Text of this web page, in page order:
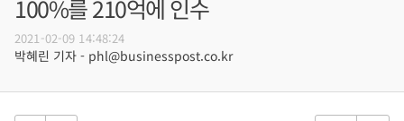
100%를 210억에 인수
2021-02-09 14:48:24
박혜린 기자 - phl@businesspost.co.kr